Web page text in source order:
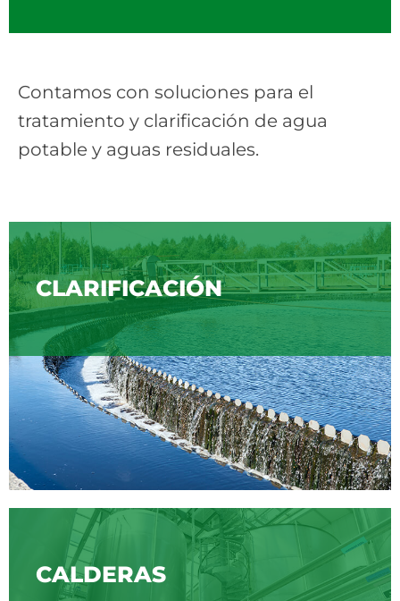
Contamos con soluciones para el
tratamiento y clarificación de agua
potable y aguas residuales.
CLARIFICACIÓN
CALDERAS